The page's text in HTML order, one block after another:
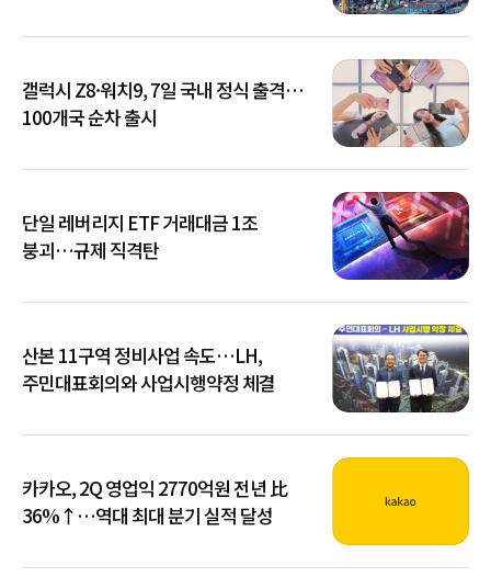
갤럭시 Z8·워치9, 7일 국내 정식 출격…
100개국 순차 출시
단일 레버리지 ETF 거래대금 1조
붕괴…규제 직격탄
산본 11구역 정비사업 속도…LH,
주민대표회의와 사업시행약정 체결
카카오, 2Q 영업익 2770억원 전년 比
36%↑…역대 최대 분기 실적 달성